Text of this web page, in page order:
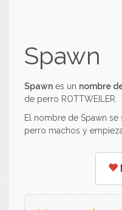
Spawn
Spawn es un nombre
de perro ROTTWEILER.
El nombre de Spawn se
perro machos y